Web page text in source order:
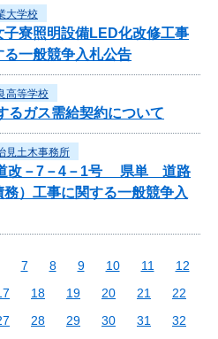
大学校
寮照明設備LED化改修工事
一般競争入札公告
高等学校
るガス需給契約について
見土木事務所
道改－7－4－1号 県単 道路
）工事に関する一般競争入
7 8 9 10 11
12
18 19 20 21
22
28 29 30 31
32